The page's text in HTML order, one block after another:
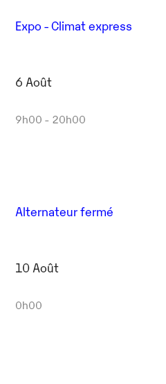
Expo - Climat express
6 Août
9h00 - 20h00
Alternateur fermé
10 Août
0h00